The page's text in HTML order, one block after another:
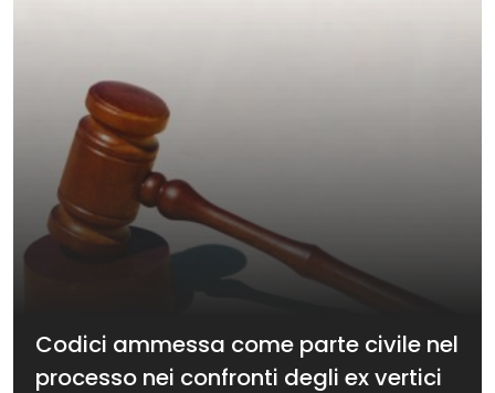
Codici ammessa come parte civile nel
processo nei confronti degli ex vertici